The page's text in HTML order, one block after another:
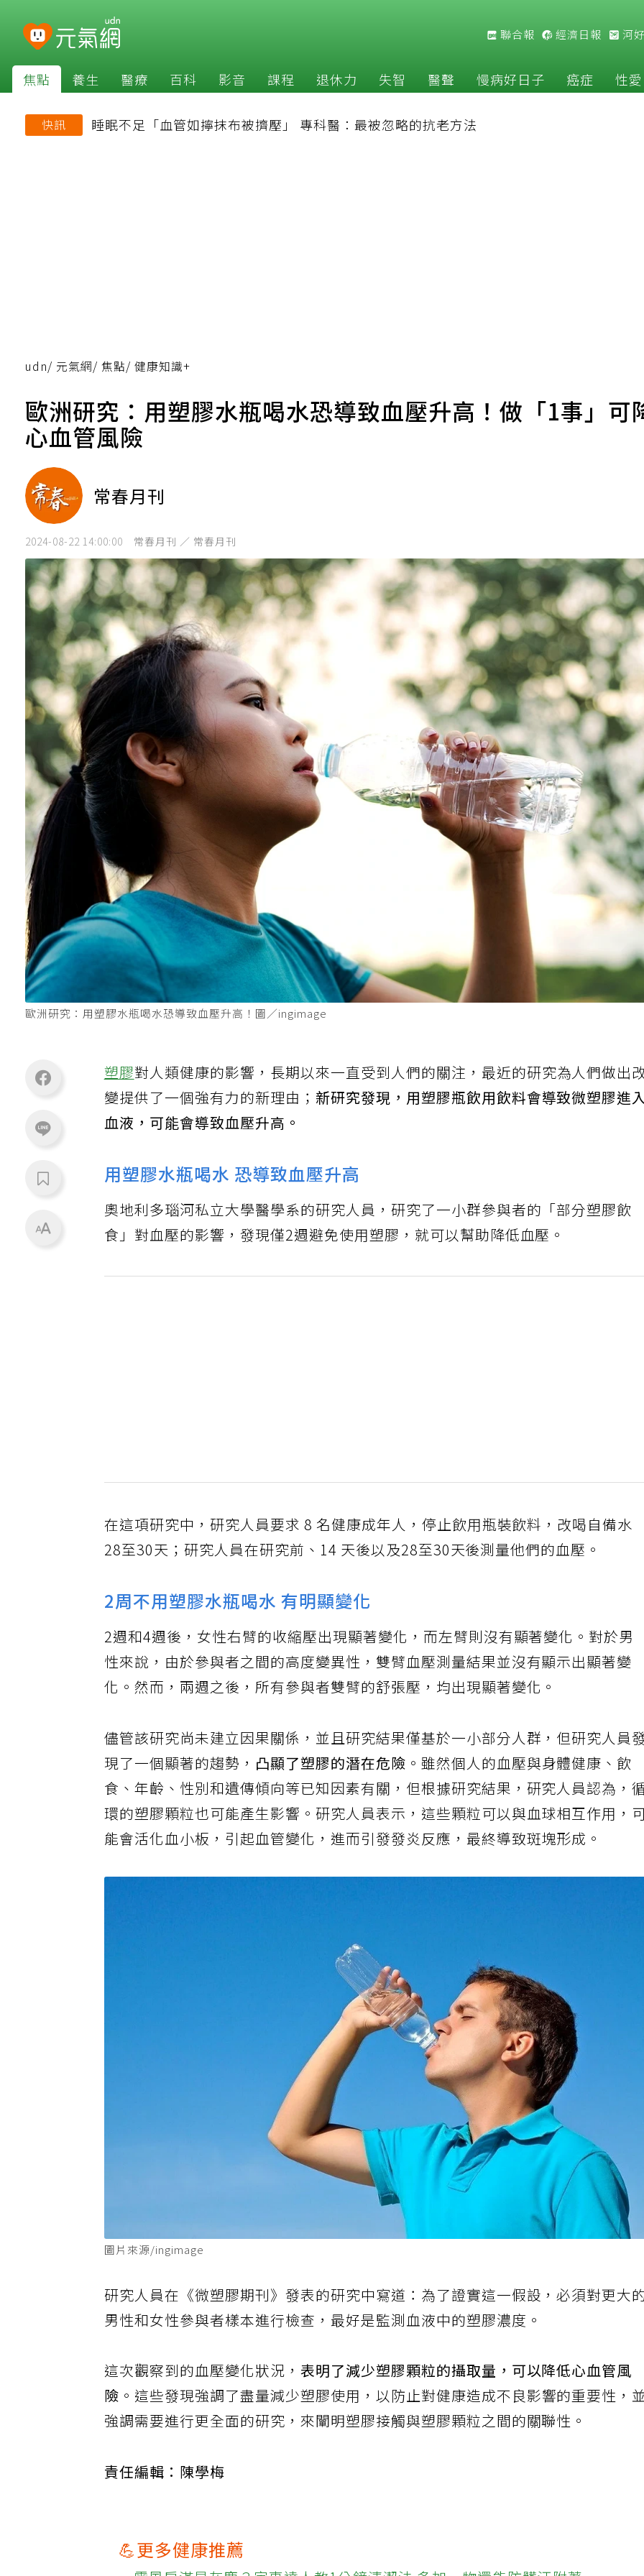
聯合報 經濟日報 河
焦點 養生 醫療 百科 影音 課程 退休力 失智 醫聲 慢病好日子 癌症 性愛
快訊 睡眠不足「血管如擰抹布被擠壓」 專科醫：最被忽略的抗老方法
udn/ 元氣網/ 焦點/ 健康知識+
歐洲研究：用塑膠水瓶喝水恐導致血壓升高！做「1事」可
心血管風險
常春月刊
2024-08-22 14:00:00 常春月刊 ／ 常春月刊
歐洲研究：用塑膠水瓶喝水恐導致血壓升高！圖／ingimage
塑膠對人類健康的影響，長期以來一直受到人們的關注，最近的研究為人們做出
變提供了一個強有力的新理由；新研究發現，用塑膠瓶飲用飲料會導致微塑膠進
血液，可能會導致血壓升高。
用塑膠水瓶喝水 恐導致血壓升高
奧地利多瑙河私立大學醫學系的研究人員，研究了一小群參與者的「部分塑膠飲
食」對血壓的影響，發現僅2週避免使用塑膠，就可以幫助降低血壓。
在這項研究中，研究人員要求 8 名健康成年人，停止飲用瓶裝飲料，改喝自備水
28至30天；研究人員在研究前、14 天後以及28至30天後測量他們的血壓。
2周不用塑膠水瓶喝水 有明顯變化
2週和4週後，女性右臂的收縮壓出現顯著變化，而左臂則沒有顯著變化。對於男
性來說，由於參與者之間的高度變異性，雙臂血壓測量結果並沒有顯示出顯著變
化。然而，兩週之後，所有參與者雙臂的舒張壓，均出現顯著變化。
儘管該研究尚未建立因果關係，並且研究結果僅基於一小部分人群，但研究人員
現了一個顯著的趨勢， 凸顯了塑膠的潛在危險 。雖然個人的血壓與身體健康、飲
食、年齡、性別和遺傳傾向等已知因素有關，但根據研究結果，研究人員認為，
環的塑膠顆粒也可能產生影響。研究人員表示，這些顆粒可以與血球相互作用，
能會活化血小板，引起血管變化，進而引發發炎反應，最終導致斑塊形成。
圖片來源/ingimage
研究人員在《微塑膠期刊》發表的研究中寫道：為了證實這一假設，必須對更大
男性和女性參與者樣本進行檢查，最好是監測血液中的塑膠濃度。
這次觀察到的血壓變化狀況， 表明了減少塑膠顆粒的攝取量，可以降低心血管風
險 。這些發現強調了盡量減少塑膠使用，以防止對健康造成不良影響的重要性，
強調需要進行更全面的研究，來闡明塑膠接觸與塑膠顆粒之間的關聯性。
責任編輯：陳學梅
💪更多健康推薦